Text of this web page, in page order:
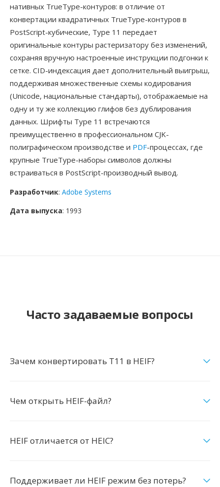
нативных TrueType-контуров: в отличие от
конвертации квадратичных TrueType-контуров в
PostScript-кубические, Type 11 передает
оригинальные контуры растеризатору без изменений,
сохраняя вручную настроенные инструкции подгонки к
сетке. CID-индексация дает дополнительный выигрыш,
поддерживая множественные схемы кодирования
(Unicode, национальные стандарты), отображаемые на
одну и ту же коллекцию глифов без дублирования
данных. Шрифты Type 11 встречаются
преимущественно в профессиональном CJK-
полиграфическом производстве и PDF-процессах, где
крупные TrueType-наборы символов должны
встраиваться в PostScript-производный вывод.
Разработчик: Adobe Systems
Дата выпуска: 1993
Часто задаваемые вопросы
Зачем конвертировать T11 в HEIF?
Чем открыть HEIF-файл?
HEIF отличается от HEIC?
Поддерживает ли HEIF режим без потерь?